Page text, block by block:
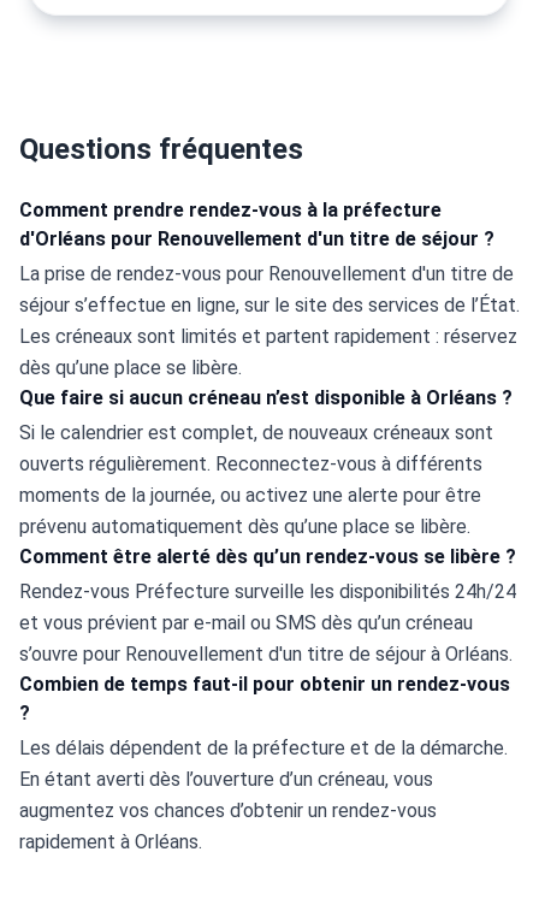
Questions fréquentes
Comment prendre rendez-vous à la préfecture
d'Orléans pour Renouvellement d'un titre de séjour ?
La prise de rendez-vous pour Renouvellement d'un titre de
séjour s’effectue en ligne, sur le site des services de l’État.
Les créneaux sont limités et partent rapidement : réservez
dès qu’une place se libère.
Que faire si aucun créneau n’est disponible à Orléans ?
Si le calendrier est complet, de nouveaux créneaux sont
ouverts régulièrement. Reconnectez-vous à différents
moments de la journée, ou activez une alerte pour être
prévenu automatiquement dès qu’une place se libère.
Comment être alerté dès qu’un rendez-vous se libère ?
Rendez-vous Préfecture surveille les disponibilités 24h/24
et vous prévient par e-mail ou SMS dès qu’un créneau
s’ouvre pour Renouvellement d'un titre de séjour à Orléans.
Combien de temps faut-il pour obtenir un rendez-vous
?
Les délais dépendent de la préfecture et de la démarche.
En étant averti dès l’ouverture d’un créneau, vous
augmentez vos chances d’obtenir un rendez-vous
rapidement à Orléans.